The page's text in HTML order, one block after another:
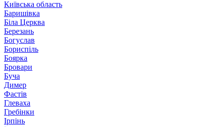
Київська область
Баришівка
Біла Церква
Березань
Богуслав
Бориспіль
Боярка
Бровари
Буча
Димер
Фастів
Глеваха
Гребінки
Ірпінь